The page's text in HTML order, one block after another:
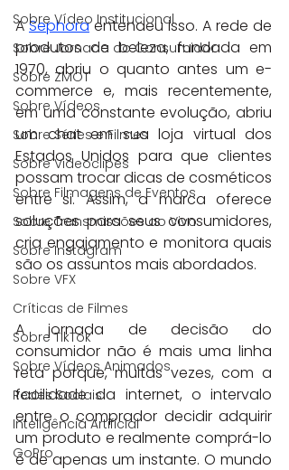
Sobre Vídeo Institucional
Sobre Jornada do Consumidor
Sobre ZMOT
Sobre Vídeos
Sobre Séries e Filmes
Sobre Videoclipes
Sobre Filmagens de Eventos
Sobre Transmissões ao Vivo
Sobre Instagram
Sobre VFX
Críticas de Filmes
Sobre TikTok
Sobre Vídeos Animados
Redes Sociais
Inteligência Artificial
GoPro
A Sephora entendeu isso. A rede de
produtos de beleza, fundada em
1970, abriu o quanto antes um e-
commerce e, mais recentemente,
em uma constante evolução, abriu
um chat em sua loja virtual dos
Estados Unidos para que clientes
possam trocar dicas de cosméticos
entre si. Assim, a marca oferece
soluções para seus consumidores,
cria engajamento e monitora quais
são os assuntos mais abordados.
A jornada de decisão do
consumidor não é mais uma linha
reta porque, muitas vezes, com a
facilidade da internet, o intervalo
entre o comprador decidir adquirir
um produto e realmente comprá-lo